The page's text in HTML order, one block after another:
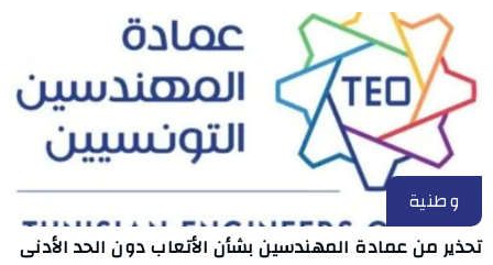
وطنية
تحذير من عمادة المهندسين بشأن الأتعاب دون الحد الأدنى